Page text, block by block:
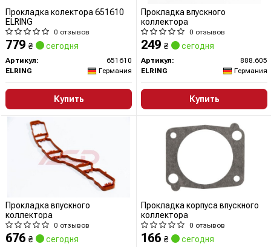
Прокладка колектора 651610
ELRING
0 отзывов
779 ₴ сегодня
Артикул:
651610
ELRING
Германия
Купить
Прокладка впускного
коллектора
0 отзывов
249 ₴ сегодня
Артикул:
888.605
ELRING
Германия
Купить
Прокладка впускного
коллектора
0 отзывов
676 ₴ сегодня
Прокладка корпуса впускного
коллектора
0 отзывов
166 ₴ сегодня